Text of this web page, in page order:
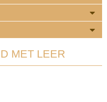
MET LEER